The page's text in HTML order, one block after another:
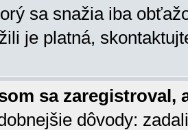
sa snažia iba
je platná,
sa zaregistroval,
dôvody: